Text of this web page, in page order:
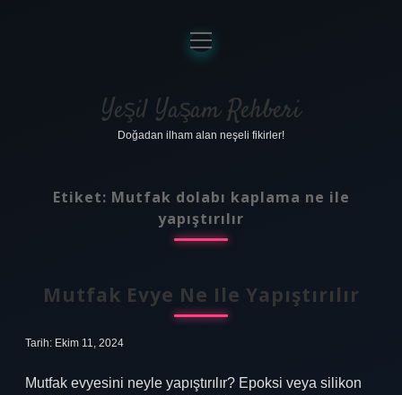
Anasayfa
Gizlilik Politikası
Yasal Uyarı
menüyü
aç
Yeşil Yaşam Rehberi
Doğadan ilham alan neşeli fikirler!
Etiket: Mutfak dolabı kaplama ne ile
yapıştırılır
Mutfak Evye Ne Ile Yapıştırılır
Tarih: Ekim 11, 2024
Mutfak evyesini neyle yapıştırılır? Epoksi veya silikon